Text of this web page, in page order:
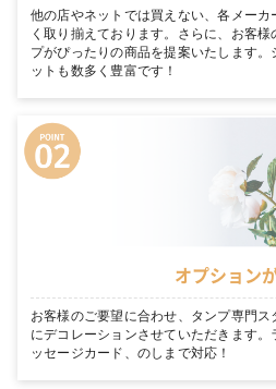
他の店やネットでは買えない、各メー
く取り揃えております。さらに、お客
プがぴったりの商品を提案いたします
ットも数多く豊富です！
オプション
お客様のご要望に合わせ、タンプ専門
にデコレーションさせていただきます
ッセージカード、のしまで対応！